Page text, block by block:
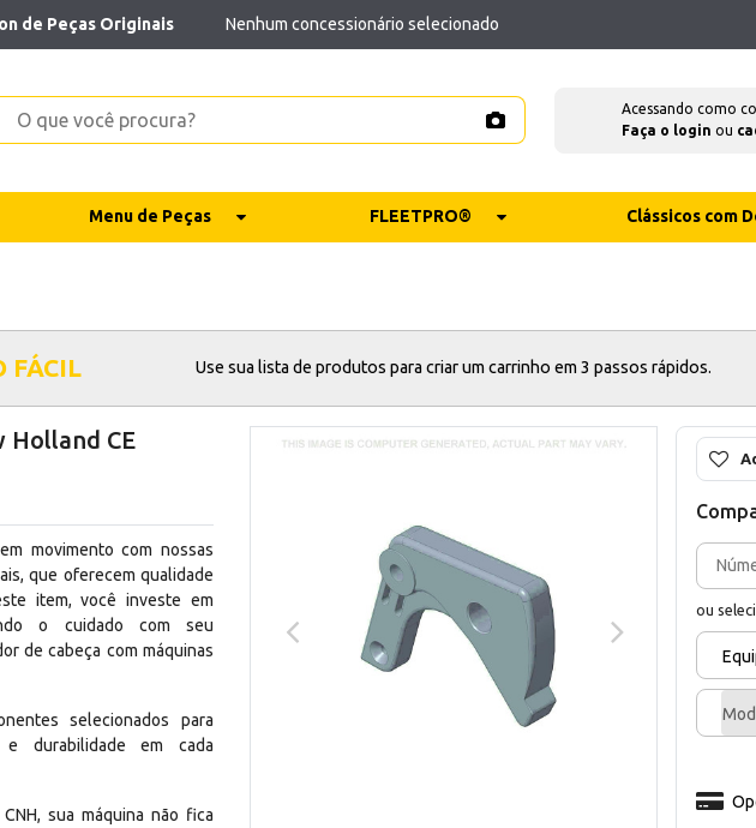
de Peças Originais Nenhum concessionário selecionado
Acessando como
Faça o login ou
Menu de Peças FLEETPRO® Clássicos com
FÁCIL Use sua lista de produtos para criar um carrinho em 3 passos rápidos.
Holland CE
movimento com nossas
que oferecem qualidade
item, você investe em
o cuidado com seu
de cabeça com máquinas
selecionados para
e durabilidade em cada
sua máquina não fica
ou